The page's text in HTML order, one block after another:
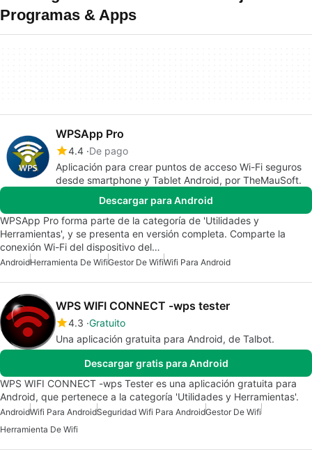
Programas & Apps
WPSApp Pro
4.4 De pago
Aplicación para crear puntos de acceso Wi-Fi seguros
desde smartphone y Tablet Android, por TheMauSoft.
Descargar para Android
WPSApp Pro forma parte de la categoría de 'Utilidades y
Herramientas', y se presenta en versión completa. Comparte la
conexión Wi-Fi del dispositivo del…
AndroidHerramienta De WifiGestor De WifiWifi Para Android
WPS WIFI CONNECT -wps tester
4.3 Gratuito
Una aplicación gratuita para Android, de Talbot.
Descargar gratis para Android
WPS WIFI CONNECT -wps Tester es una aplicación gratuita para
Android, que pertenece a la categoría 'Utilidades y Herramientas'.
AndroidWifi Para AndroidSeguridad Wifi Para AndroidGestor De Wifi
Herramienta De Wifi